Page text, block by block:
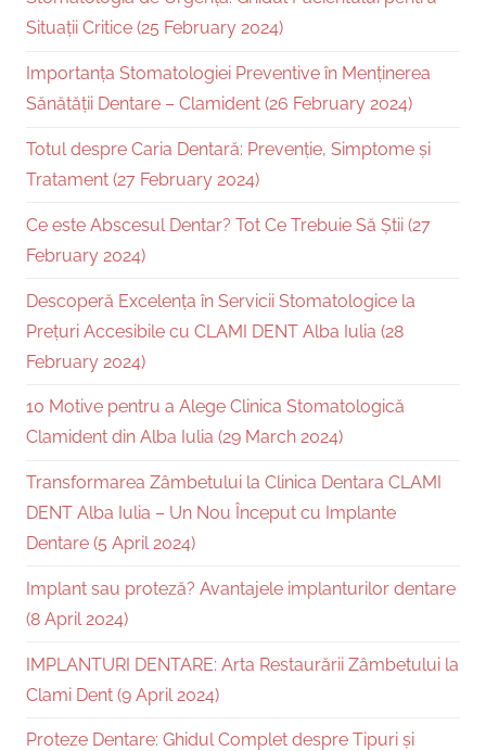
Situații Critice (25 February 2024)
Importanța Stomatologiei Preventive în Menținerea
Sănătății Dentare – Clamident (26 February 2024)
Totul despre Caria Dentară: Prevenție, Simptome și
Tratament (27 February 2024)
Ce este Abscesul Dentar? Tot Ce Trebuie Să Știi (27
February 2024)
Descoperă Excelența în Servicii Stomatologice la
Prețuri Accesibile cu CLAMI DENT Alba Iulia (28
February 2024)
10 Motive pentru a Alege Clinica Stomatologică
Clamident din Alba Iulia (29 March 2024)
Transformarea Zâmbetului la Clinica Dentara CLAMI
DENT Alba Iulia – Un Nou Început cu Implante
Dentare (5 April 2024)
Implant sau proteză? Avantajele implanturilor dentare
(8 April 2024)
IMPLANTURI DENTARE: Arta Restaurării Zâmbetului la
Clami Dent (9 April 2024)
Proteze Dentare: Ghidul Complet despre Tipuri și